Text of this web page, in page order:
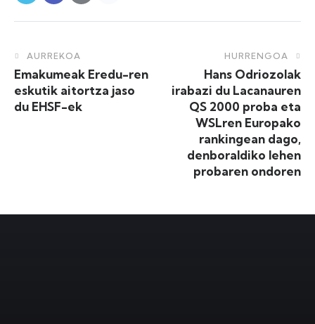
AURREKOA
Emakumeak Eredu-ren
eskutik aitortza jaso
du EHSF-ek
HURRENGOA
Hans Odriozolak
irabazi du Lacanauren
QS 2000 proba eta
WSLren Europako
rankingean dago,
denboraldiko lehen
probaren ondoren